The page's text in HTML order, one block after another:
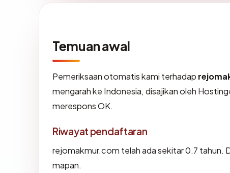
Temuan awal
Pemeriksaan otomatis kami terhadap
mengarah ke Indonesia, disajikan oleh
merespons OK.
Riwayat pendaftaran
rejomakmur.com telah ada sekitar 0.7 tahun.
mapan.